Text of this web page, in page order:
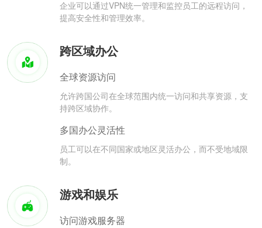
企业可以通过VPN统一管理和监控员工的远程访问，
提高安全性和管理效率。
跨区域办公
全球资源访问
允许跨国公司在全球范围内统一访问和共享资源，支
持跨区域协作。
多国办公灵活性
员工可以在不同国家或地区灵活办公，而不受地域限
制。
游戏和娱乐
访问游戏服务器